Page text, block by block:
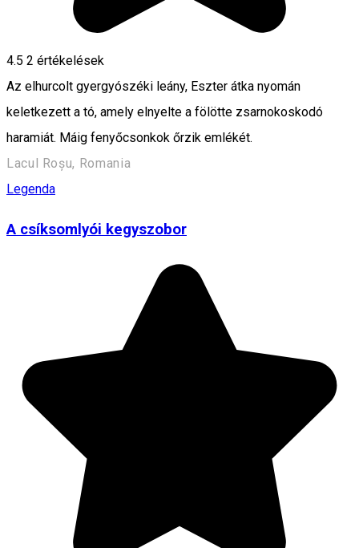
4.5 2 értékelések
Az elhurcolt gyergyószéki leány, Eszter átka nyomán
keletkezett a tó, amely elnyelte a fölötte zsarnokoskodó
haramiát. Máig fenyőcsonkok őrzik emlékét.
Lacul Roșu, Romania
Legenda
A csíksomlyói kegyszobor